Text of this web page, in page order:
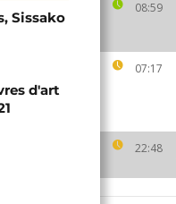
08:59
07:17
22:48
Sissako
d'art